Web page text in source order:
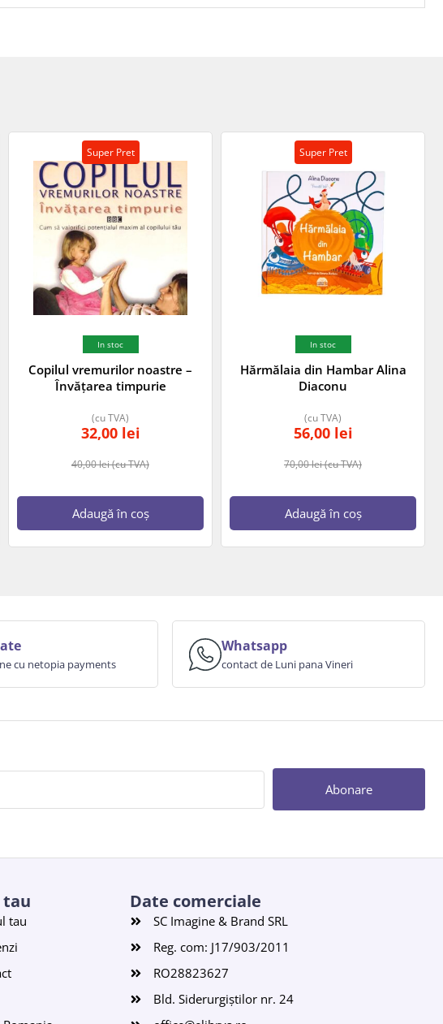
Super Pret
In stoc
Copilul vremurilor noastre –
Învățarea timpurie
40,00lei(cu TVA)
32,00 lei
(cu TVA)
Adaugă în coș
Super Pret
In stoc
Hărmălaia din Hambar Alina
Diaconu
70,00lei(cu TVA)
56,00 lei
(cu TVA)
Adaugă în coș
cu netopia payments
Whatsapp
contact de Luni pana Vineri
Abonare
tau
tau
Date comerciale
SC Imagine & Brand SRL
Reg. com: J17/903/2011
RO28823627
Bld. Siderurgiștilor nr. 24